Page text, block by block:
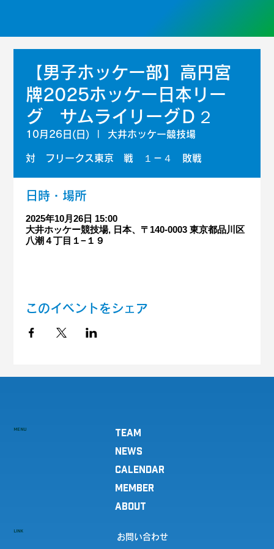
【男子ホッケー部】高円宮
牌2025ホッケー日本リー
グ サムライリーグＤ２
10月26日(日) 大井ホッケー競技場
対 フリークス東京 戦 １－４ 敗戦
日時・場所
2025年10月26日 15:00
大井ホッケー競技場, 日本、〒140-0003 東京都品川区
八潮４丁目１−１９
このイベントをシェア
MENU
TEAM
NEWS
CALENDAR
MEMBER
ABOUT
LINK
お問い合わせ